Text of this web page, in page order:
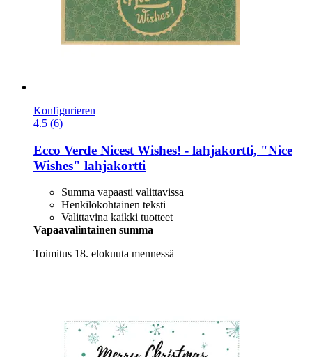
Konfigurieren
4.5 (6)
Ecco Verde Nicest Wishes! -​ lahjakortti, "Nice
Wishes" lahjakortti
Summa vapaasti valittavissa
Henkilökohtainen teksti
Valittavina kaikki tuotteet
Vapaavalintainen summa
Toimitus 18. elokuuta mennessä